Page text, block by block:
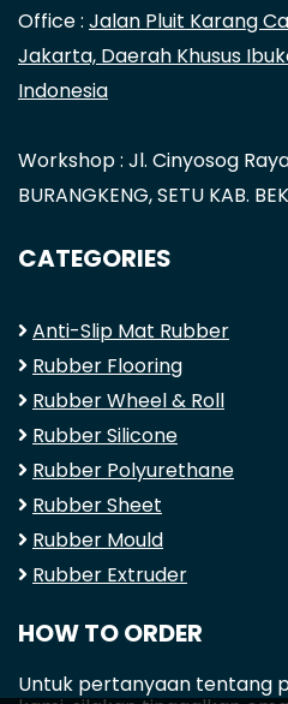
Office : Jalan Pluit Karang
Jakarta, Daerah Khusus
Indonesia
Workshop : Jl. Cinyosog
BURANGKENG, SETU KAB.
CATEGORIES
Anti-Slip Mat Rubber
Rubber Flooring
Rubber Wheel & Roll
Rubber Silicone
Rubber Polyurethane
Rubber Sheet
Rubber Mould
Rubber Extruder
HOW TO ORDER
Untuk pertanyaan tentang